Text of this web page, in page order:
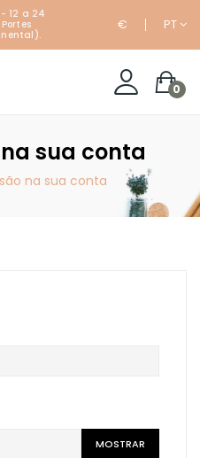
12 a 24
€ PT
0
sua conta
na sua conta
MOSTRAR